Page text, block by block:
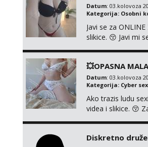
Datum: 03.kolovoza
Kategorija: Osobni
Javi se za
slikice. 😚 Javi mi
💥OPASNA
Datum: 03.kolovoza
Kategorija: Cyber sex
Ako trazis ludu
videa i slikice. 😚
Diskretno